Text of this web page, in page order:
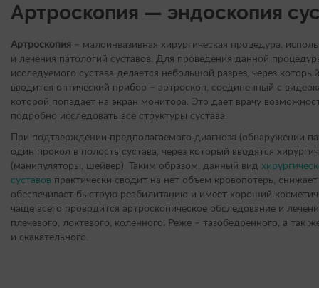
Артроскопия — эндоскопия
Артроскопия – малоинвазивная хирургическая процедура,
и лечения патологий суставов. Для проведения данной
исследуемого сустава делается небольшой разрез, через
вводится оптический прибор – артроскоп, соединенный с
которой попадает на экран монитора. Это дает врачу
подробно исследовать все структуры сустава.
При подтверждении предполагаемого диагноза (обнаружении
один прокол в полость сустава, через который вводятся
(манипуляторы, шейвер). Таким образом, данный вид
суставов практически сводит на нет объем кровопотерь,
обеспечивает быструю реабилитацию и имеет хороший
чаще всего проводится артроскопическое обследование и
плечевого, локтевого, коленного. Реже – тазобедренного, а так
и скакательного.